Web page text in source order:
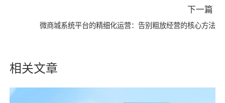
下一篇
微商城系统平台的精细化运营：告别粗放经营的核心方法
相关文章